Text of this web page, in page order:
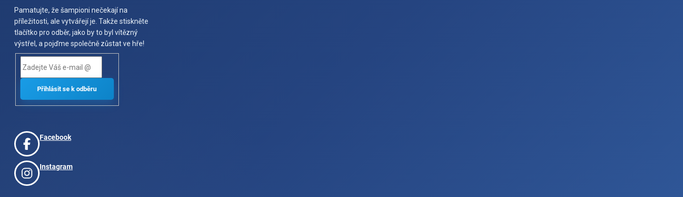
Pamatujte, že šampioni nečekají na
příležitosti, ale vytvářejí je. Takže stiskněte
tlačítko pro odběr, jako by to byl vítězný
výstřel, a pojďme společně zůstat ve hře!
Facebook
Instagram